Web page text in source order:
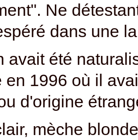
Ne
dans une
avait été
en 1996 où il
d'origine
mèche